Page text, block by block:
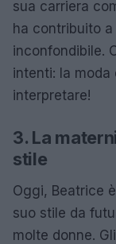
sua carriera
ha contribuito
inconfondibile.
intenti: la
interpretare!
3. La
stile
Oggi, Beatrice
suo stile da
molte donne.